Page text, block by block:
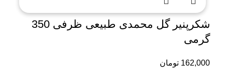
شکرپنیر گل محمدی طبیعی ظرفی 350
گرمی
162,000 تومان